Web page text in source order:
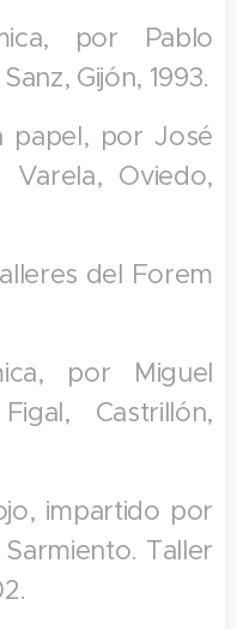
por Pablo
Gijón, 1993.
papel, por José
Oviedo,
del Forem
por Miguel
Castrillón,
impartido por
Taller